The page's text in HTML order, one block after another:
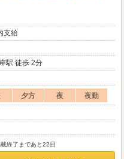
支給
駅 徒歩 2分
夕方 夜
夜勤
終了まであと22日